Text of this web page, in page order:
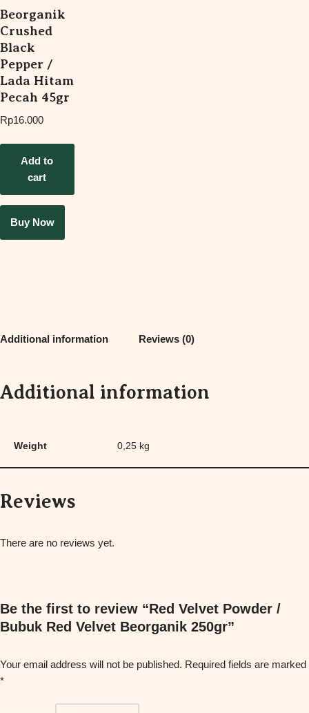
Beorganik
Crushed
Black
Pepper /
Lada Hitam
Pecah 45gr
Rp16.000
Add to
cart
Buy Now
Additional information Reviews (0)
Additional information
Weight 0,25 kg
Reviews
There are no reviews yet.
Be the first to review “Red Velvet Powder /
Bubuk Red Velvet Beorganik 250gr”
Your email address will not be published. Required fields are marked
*